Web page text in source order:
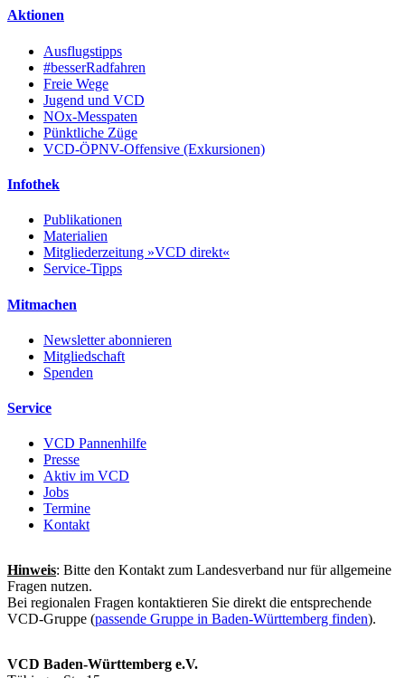
Aktionen
Ausflugstipps
#besserRadfahren
Freie Wege
Jugend und VCD
NOx-Messpaten
Pünktliche Züge
VCD-ÖPNV-Offensive (Exkursionen)
Infothek
Publikationen
Materialien
Mitgliederzeitung »VCD direkt«
Service-Tipps
Mitmachen
Newsletter abonnieren
Mitgliedschaft
Spenden
Service
VCD Pannenhilfe
Presse
Aktiv im VCD
Jobs
Termine
Kontakt
Hinweis: Bitte den Kontakt zum Landesverband nur für allgemeine
Fragen nutzen.
Bei regionalen Fragen kontaktieren Sie direkt die entsprechende
VCD-Gruppe (passende Gruppe in Baden-Württemberg finden).
VCD Baden-Württemberg e.V.